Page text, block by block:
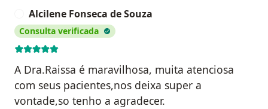
Alcilene Fonseca de Souza
Consulta verificada
A Dra.Raissa é maravilhosa, muita atenciosa
com seus pacientes,nos deixa super a
vontade,so tenho a agradecer.